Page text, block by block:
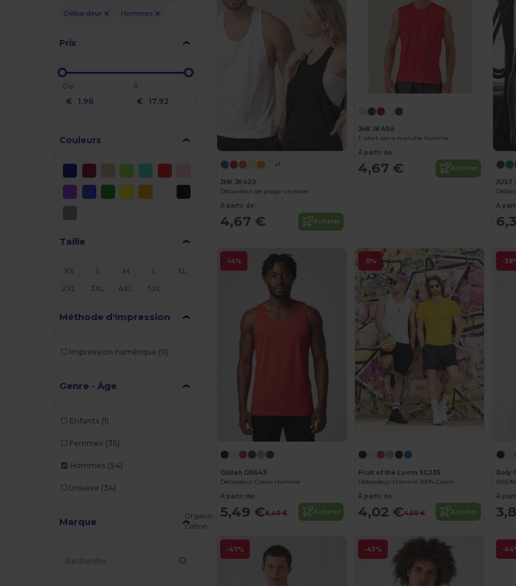
Débardeur Hommes
Prix
De
€
À
€
Couleurs
Taille
XS S M L
XL
2XL
3XL 4XL 5XL
Méthode d'impression
Impression numérique (11)
Genre - Âge
Enfants (1)
Femmes (35)
Hommes (54)
Unisexe (34)
Marque
+1
JHK JK420
Débardeur de plage unisexe
À partir de:
4,67 € Acheter
JHK JK406
T-shirt sans manche homme
À partir de:
4,67 € Acheter
JUST
À
-14%
Gildan GN643
Débardeur Coton Homme
À partir de:
5,49 €6,40 € Acheter
-11%
Fruit of the Loom SC235
Débardeur Homme 100% Coton
À partir de:
4,02 €4,50 € Acheter
-
Roly
À
-47%
Organic
Cotton
-43% -